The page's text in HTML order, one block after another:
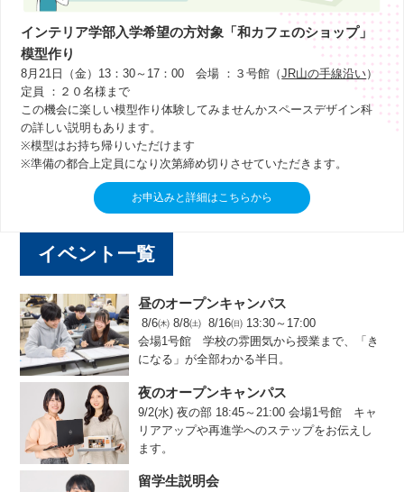
インテリア学部入学希望の方対象 「和カフェのショップ」
模型作り
8月21日（金）13：30～17：00 会場 ：３号館（JR山の手線沿い）
定員 ：２０名様まで
この機会に楽しい模型作り体験してみませんかスペースデザイン科
の詳しい説明もあります。
※模型はお持ち帰りいただけます
※準備の都合上定員になり次第締め切りさせていただきます。
お申込みと詳細はこちらから
イベント一覧
昼のオープンキャンパス
8/6㈭ 8/8㈯ 8/16㈰ 13:30～17:00
会場1号館 学校の雰囲気から授業まで、「き
になる」が全部わかる半日。
夜のオープンキャンパス
9/2(水) 夜の部 18:45～21:00 会場1号館 キャ
リアアップや再進学へのステップをお伝えし
ます。
留学生説明会